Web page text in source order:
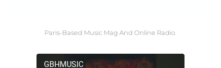
Paris-Based Music Mag And Online Radio.